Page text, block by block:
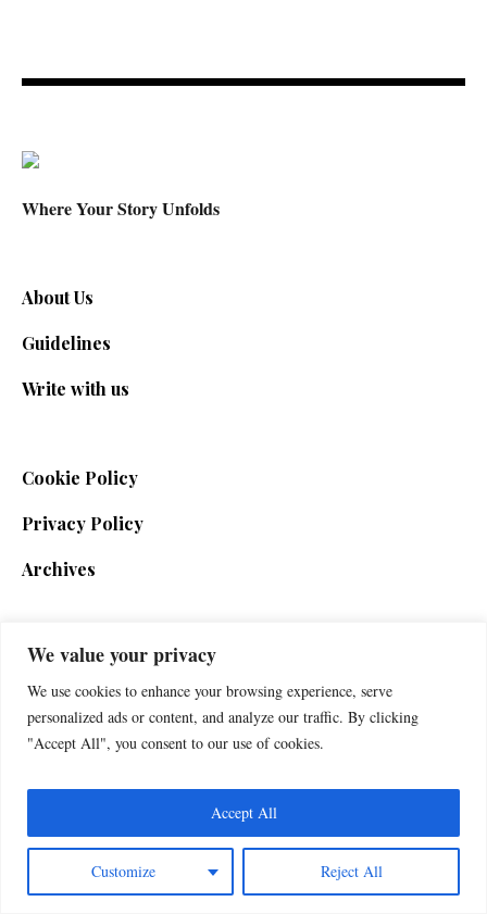
We value your privacy
We use cookies to enhance your browsing experience, serve
personalized ads or content, and analyze our traffic. By clicking
"Accept All", you consent to our use of cookies.
Customize Reject All
Accept All
Where Your Story Unfolds
About Us
Guidelines
Write with us
Cookie Policy
Privacy Policy
Archives
SIGN UP FOR THE NEWSLETTER